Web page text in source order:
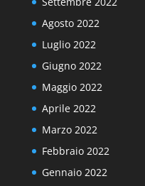
Agosto 2022
Luglio 2022
Giugno 2022
Maggio 2022
Aprile 2022
Marzo 2022
Febbraio 2022
Gennaio 2022